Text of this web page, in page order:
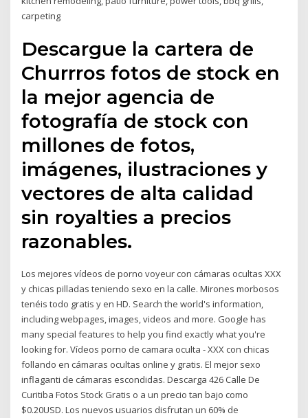
carpeting
Descargue la cartera de
Churrros fotos de stock en
la mejor agencia de
fotografía de stock con
millones de fotos,
imágenes, ilustraciones y
vectores de alta calidad
sin royalties a precios
razonables.
Los mejores vídeos de porno voyeur con cámaras ocultas XXX
y chicas pilladas teniendo sexo en la calle. Mirones morbosos
tenéis todo gratis y en HD. Search the world's information,
including webpages, images, videos and more. Google has
many special features to help you find exactly what you're
looking for. Vídeos porno de camara oculta - XXX con chicas
follando en cámaras ocultas online y gratis. El mejor sexo
inflaganti de cámaras escondidas. Descarga 426 Calle De
Curitiba Fotos Stock Gratis o a un precio tan bajo como
$0.20USD. Los nuevos usuarios disfrutan un 60% de